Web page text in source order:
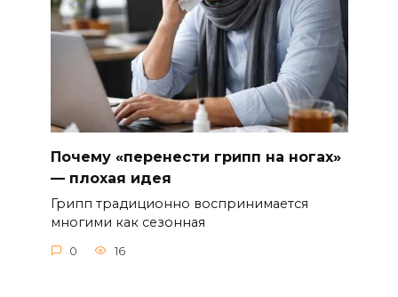
Почему «перенести грипп на ногах»
— плохая идея
Грипп традиционно воспринимается
многими как сезонная
0 16